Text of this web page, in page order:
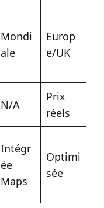
Mondi
ale
Europ
e/UK
N/A
Prix
réels
Intégr
ée
Maps
Optimi
sée